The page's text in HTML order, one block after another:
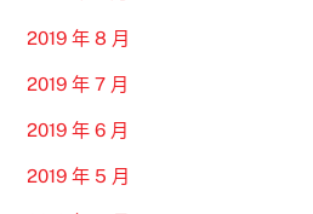
2019 年 8 月
2019 年 7 月
2019 年 6 月
2019 年 5 月